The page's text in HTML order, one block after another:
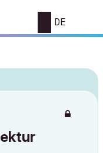
DE